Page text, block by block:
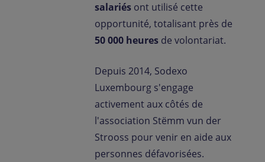
salariés ont utilisé cette
opportunité, totalisant près de
50 000 heures de volontariat.
Depuis 2014, Sodexo
Luxembourg s'engage
activement aux côtés de
l'association Stëmm vun der
Strooss pour venir en aide aux
personnes défavorisées.